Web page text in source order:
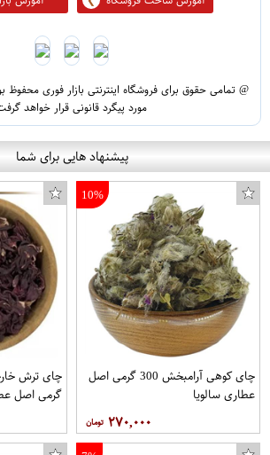
@ تمامی حقوق برای فروشگاه اینترنتی بازار فوری محفوظ
مورد پیگرد قانونی قرار خواهد
پیشنهاد هایی برای شما
10%
چای کوهی آرامبخش 300 گرمی اصل
عطاری سالویا
۲۷۰,۰۰۰
گرمی اصل